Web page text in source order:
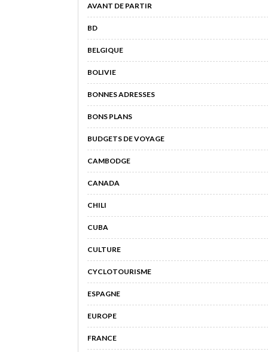
AVANT DE PARTIR
BD
BELGIQUE
BOLIVIE
BONNES ADRESSES
BONS PLANS
BUDGETS DE VOYAGE
CAMBODGE
CANADA
CHILI
CUBA
CULTURE
CYCLOTOURISME
ESPAGNE
EUROPE
FRANCE